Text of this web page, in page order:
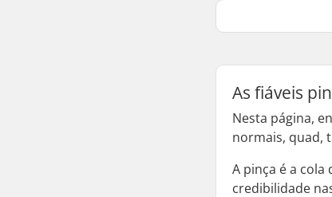
As fiáveis
Nesta página,
normais, quad,
A pinça é a
credibilidade